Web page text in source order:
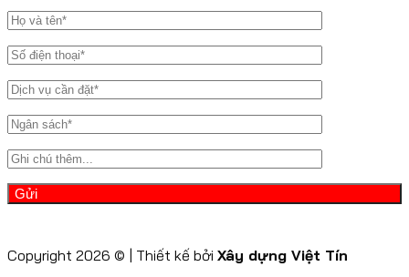
Copyright 2026 © | Thiết kế bởi Xây dựng Việt Tín